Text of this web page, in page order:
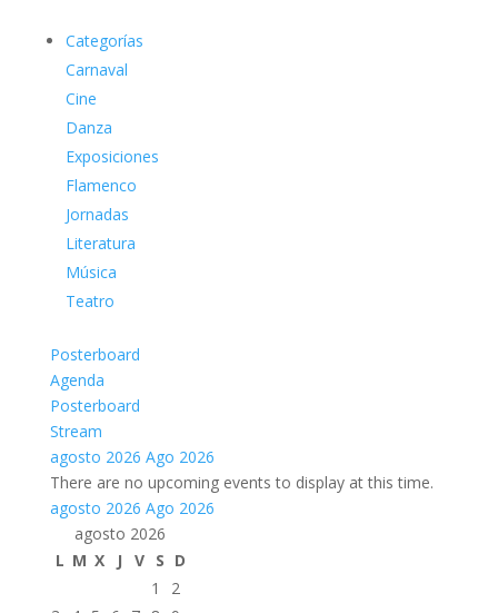
Categorías
Carnaval
Cine
Danza
Exposiciones
Flamenco
Jornadas
Literatura
Música
Teatro
Posterboard
Agenda
Posterboard
Stream
agosto 2026 Ago 2026
There are no upcoming events to display at this time.
agosto 2026 Ago 2026
agosto 2026
L M X J V S D
1
2